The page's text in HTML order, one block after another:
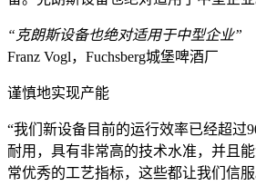
“克朗斯设备也绝对适用于中型企业”
Franz Vogl，Fuchsberg城堡啤酒厂
谨慎地实现产能
“我们新设备目前的运行效率已经超过
耐用，具有非常高的技术水准，并且
常优秀的工艺指标，这些都让我们信